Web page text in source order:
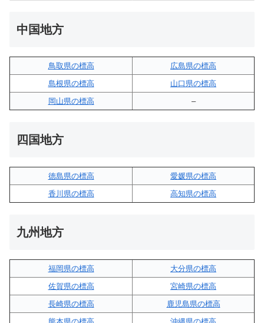
中国地方
鳥取県の標高
広島県の標高
島根県の標高
山口県の標高
岡山県の標高
–
四国地方
徳島県の標高
愛媛県の標高
香川県の標高
高知県の標高
九州地方
福岡県の標高
大分県の標高
佐賀県の標高
宮崎県の標高
長崎県の標高
鹿児島県の標高